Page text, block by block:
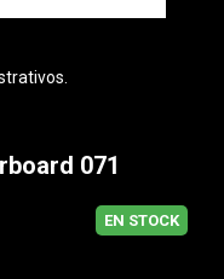
071
EN STOCK